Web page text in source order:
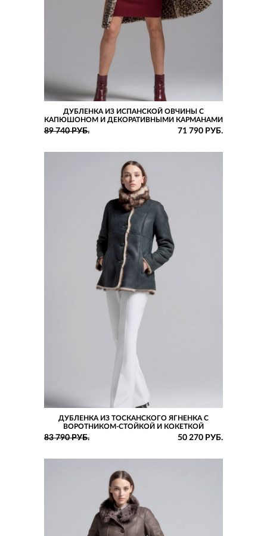
ДУБЛЕНКА ИЗ ИСПАНСКОЙ ОВЧИНЫ С
КАПЮШОНОМ И ДЕКОРАТИВНЫМИ КАРМАНАМИ
89 740 РУБ. 71 790 РУБ.
ДУБЛЕНКА ИЗ ТОСКАНСКОГО ЯГНЕНКА С
ВОРОТНИКОМ-СТОЙКОЙ И КОКЕТКОЙ
83 790 РУБ. 50 270 РУБ.